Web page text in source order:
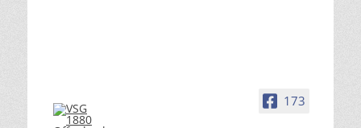
173